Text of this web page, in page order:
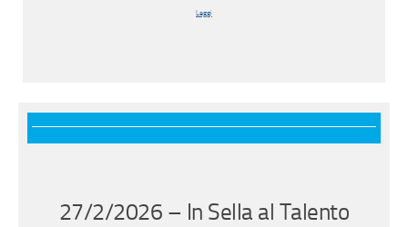
Leggi
27/2/2026 – In Sella al Talento